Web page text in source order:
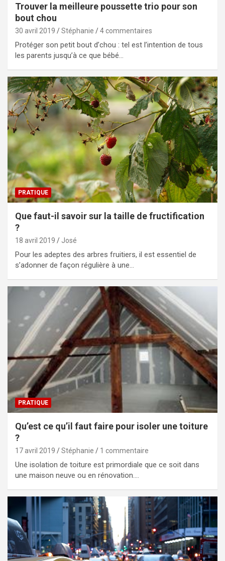
Trouver la meilleure poussette trio pour son
bout chou
30 avril 2019 Stéphanie 4 commentaires
Protéger son petit bout d’chou : tel est l’intention de tous
les parents jusqu’à ce que bébé…
PRATIQUE
Que faut-il savoir sur la taille de fructification
?
18 avril 2019 José
Pour les adeptes des arbres fruitiers, il est essentiel de
s’adonner de façon régulière à une…
PRATIQUE
Qu’est ce qu’il faut faire pour isoler une toiture
?
17 avril 2019 Stéphanie 1 commentaire
Une isolation de toiture est primordiale que ce soit dans
une maison neuve ou en rénovation.…